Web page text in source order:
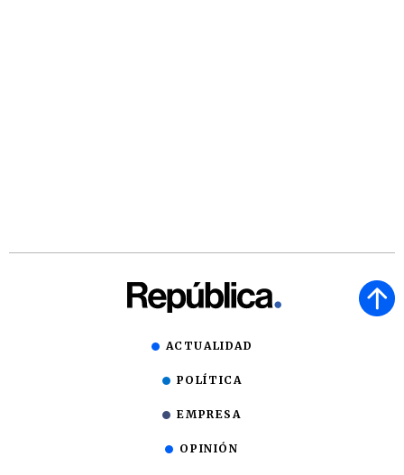
ACTUALIDAD
POLÍTICA
EMPRESA
OPINIÓN